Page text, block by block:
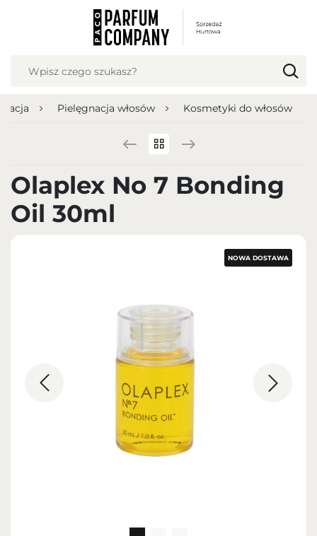
Pielęgnacja włosów Kosmetyki do włosów
Olaplex No 7 Bonding
Oil 30ml
NOWA DOSTAWA
USTAWIENIA REGIONALNE
Język
Polish zloty (PLN)